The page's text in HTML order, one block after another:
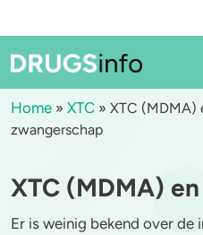
Menu
Bekijk alle drugs
Cannabis
XTC / MDMA
Aantoonbaarheid
Home » XTC » XTC (MDMA)
zwangerschap
XTC (MDMA)
Er is weinig bekend over de